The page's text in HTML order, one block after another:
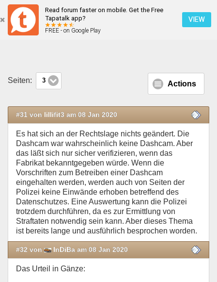
Read forum faster on mobile. Get the Free
Tapatalk app?
FREE - on Google Play
VIEW
Dashcams sind nun doch erlaubt!
Seiten: 3 Actions
#31 von lillifit3 am 08 Jan 2020
Es hat sich an der Rechtslage nichts geändert. Die
Dashcam war wahrscheinlich keine Dashcam. Aber
das läßt sich nur sicher verifizieren, wenn das
Fabrikat bekanntgegeben würde. Wenn die
Vorschriften zum Betreiben einer Dashcam
eingehalten werden, werden auch von Seiten der
Polizei keine Einwände erhoben betreffend des
Datenschutzes. Eine Auswertung kann die Polizei
trotzdem durchführen, da es zur Ermittlung von
Straftaten notwendig sein kann. Aber dieses Thema
ist bereits lange und ausführlich besprochen worden.
#32 von InDiBa am 08 Jan 2020
Das Urteil in Gänze: